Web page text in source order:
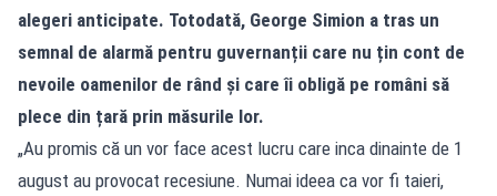
alegeri anticipate. Totodată, George Simion a tras un
semnal de alarmă pentru guvernanții care nu țin cont de
nevoile oamenilor de rând și care îi obligă pe români să
plece din țară prin măsurile lor.
„Au promis că un vor face acest lucru care inca dinainte de 1
august au provocat recesiune. Numai ideea ca vor fi taieri,